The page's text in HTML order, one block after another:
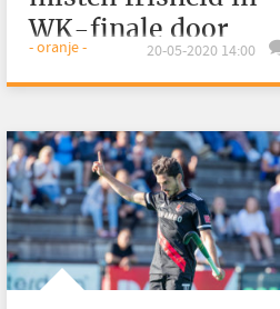
WK-finale door
ontbreken rustdag
- oranje - 20-05-2020 14:00